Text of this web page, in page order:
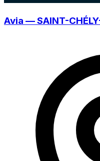
Avia — SAINT-